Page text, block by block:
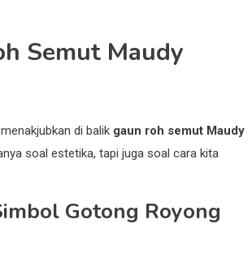
Semut Maudy
di balik gaun roh semut Maudy
soal estetika, tapi juga soal cara kita
Gotong Royong